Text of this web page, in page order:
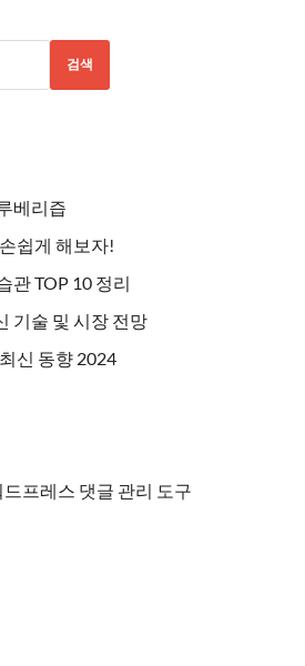
검색
베리즙
쉽게 해보자!
관 TOP 10 정리
기술 및 시장 전망
신 동향 2024
드프레스 댓글 관리 도구